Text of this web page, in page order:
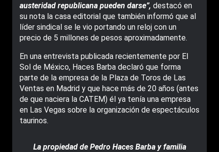
austeridad republicana pueden darse”, destacó en
su nota la casa editorial que también informó que al
líder sindical se le vio portando un reloj con un
precio de 5 millones de pesos aproximadamente.
En una entrevista publicada recientemente por El
Sol de México, Haces Barba declaró que forma
parte de la empresa de la Plaza de Toros de Las
Ventas en Madrid y que hace más de 20 años (antes
de que naciera la CATEM) él ya tenía una empresa
en Las Vegas sobre la organización de espectáculos
taurinos.
La propiedad de Pedro Haces Barba y familia